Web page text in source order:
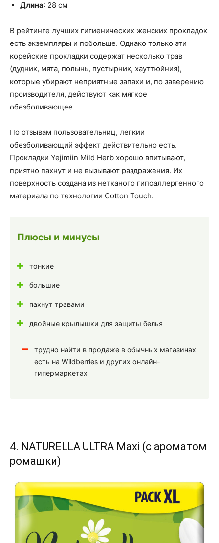
Длина: 28 см
В рейтинге лучших гигиенических женских прокладок
есть экземпляры и побольше. Однако только эти
корейские прокладки содержат несколько трав
(дудник, мята, полынь, пустырник, хауттюйния),
которые убирают неприятные запахи и, по заверению
производителя, действуют как мягкое
обезболивающее.
По отзывам пользовательниц, легкий
обезболивающий эффект действительно есть.
Прокладки Yejimiin Mild Herb хорошо впитывают,
приятно пахнут и не вызывают раздражения. Их
поверхность создана из нетканого гипоаллергенного
материала по технологии Cotton Touch.
Плюсы и минусы
тонкие
большие
пахнут травами
двойные крылышки для защиты белья
трудно найти в продаже в обычных магазинах,
есть на Wildberries и других онлайн-
гипермаркетах
4. NATURELLA ULTRA Maxi (с ароматом
ромашки)